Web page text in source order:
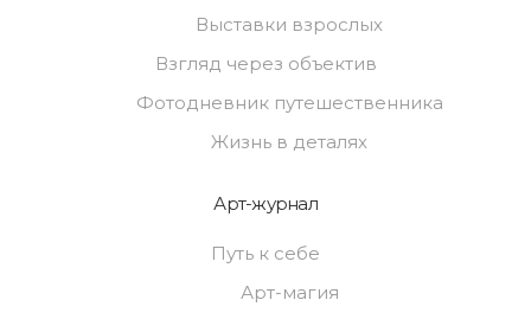
Выставки взрослых
Взгляд через объектив
Фотодневник путешественника
Жизнь в деталях
Арт-журнал
Путь к себе
Арт-магия